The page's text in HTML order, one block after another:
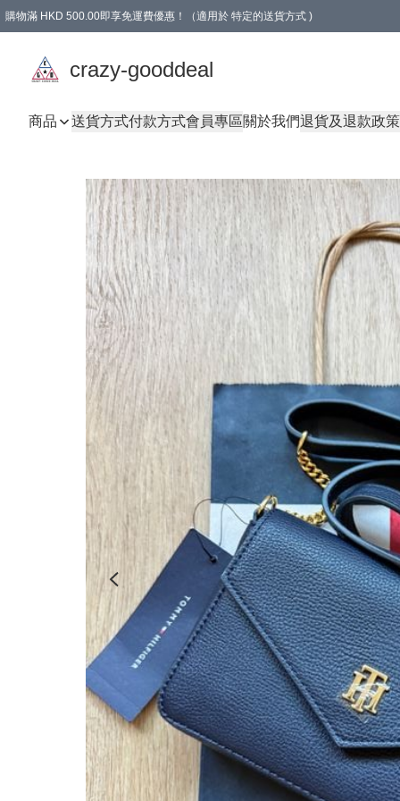
購物滿 HKD 500.00即享免運費優惠！（適用於 特定的送貨方式 )
crazy-gooddeal
商品 送貨方式付款方式會員專區關於我們退貨及退款政策